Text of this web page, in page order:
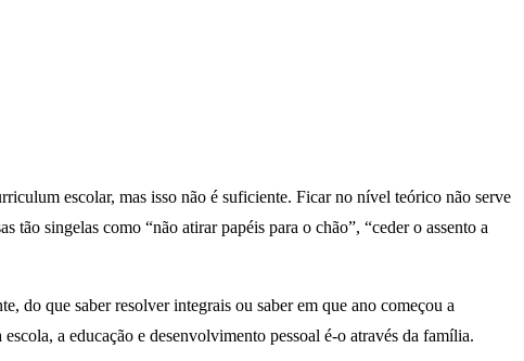
escolar, mas isso não é suficiente. Ficar no nível teórico não serve
tão singelas como “não atirar papéis para o chão”, “ceder o assento a
do que saber resolver integrais ou saber em que ano começou a
a educação e desenvolvimento pessoal é-o através da família.